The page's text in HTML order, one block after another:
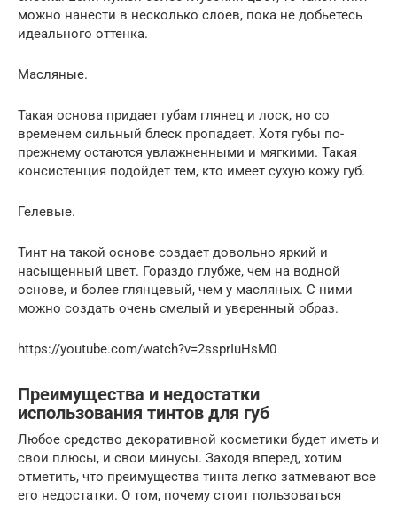
можно нанести в несколько слоев, пока не добьетесь
идеального оттенка.
Масляные.
Такая основа придает губам глянец и лоск, но со
временем сильный блеск пропадает. Хотя губы по-
прежнему остаются увлажненными и мягкими. Такая
консистенция подойдет тем, кто имеет сухую кожу губ.
Гелевые.
Тинт на такой основе создает довольно яркий и
насыщенный цвет. Гораздо глубже, чем на водной
основе, и более глянцевый, чем у масляных. С ними
можно создать очень смелый и уверенный образ.
https://youtube.com/watch?v=2ssprIuHsM0
Преимущества и недостатки
использования тинтов для губ
Любое средство декоративной косметики будет иметь и
свои плюсы, и свои минусы. Заходя вперед, хотим
отметить, что преимущества тинта легко затмевают все
его недостатки. О том, почему стоит пользоваться